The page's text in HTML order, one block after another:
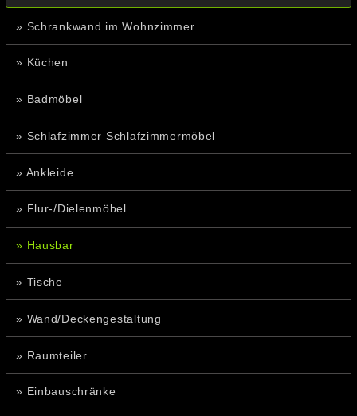
» Schrankwand im Wohnzimmer
» Küchen
» Badmöbel
» Schlafzimmer Schlafzimmermöbel
» Ankleide
» Flur-/Dielenmöbel
» Hausbar
» Tische
» Wand/Deckengestaltung
» Raumteiler
» Einbauschränke